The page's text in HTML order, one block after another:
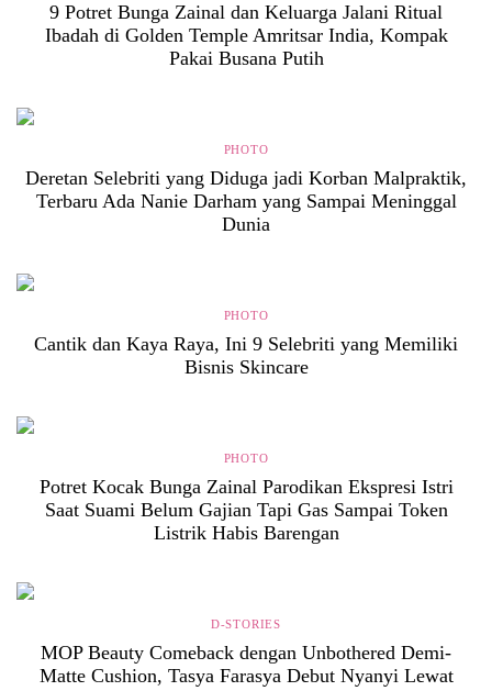
9 Potret Bunga Zainal dan Keluarga Jalani Ritual
Ibadah di Golden Temple Amritsar India, Kompak
Pakai Busana Putih
PHOTO
Deretan Selebriti yang Diduga jadi Korban Malpraktik,
Terbaru Ada Nanie Darham yang Sampai Meninggal
Dunia
PHOTO
Cantik dan Kaya Raya, Ini 9 Selebriti yang Memiliki
Bisnis Skincare
PHOTO
Potret Kocak Bunga Zainal Parodikan Ekspresi Istri
Saat Suami Belum Gajian Tapi Gas Sampai Token
Listrik Habis Barengan
D-STORIES
MOP Beauty Comeback dengan Unbothered Demi-
Matte Cushion, Tasya Farasya Debut Nyanyi Lewat